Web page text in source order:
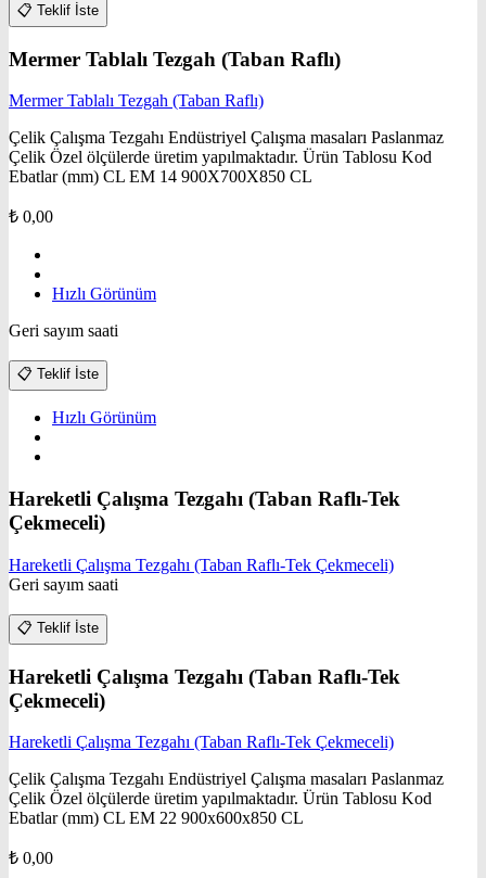
📋 Teklif İste
Mermer Tablalı Tezgah (Taban Raflı)
Mermer Tablalı Tezgah (Taban Raflı)
Çelik Çalışma Tezgahı Endüstriyel Çalışma masaları Paslanmaz
Çelik Özel ölçülerde üretim yapılmaktadır. Ürün Tablosu Kod
Ebatlar (mm) CL EM 14 900X700X850 CL
₺ 0,00
Hızlı Görünüm
Geri sayım saati
📋 Teklif İste
Hızlı Görünüm
Hareketli Çalışma Tezgahı (Taban Raflı-Tek
Çekmeceli)
Hareketli Çalışma Tezgahı (Taban Raflı-Tek Çekmeceli)
Geri sayım saati
📋 Teklif İste
Hareketli Çalışma Tezgahı (Taban Raflı-Tek
Çekmeceli)
Hareketli Çalışma Tezgahı (Taban Raflı-Tek Çekmeceli)
Çelik Çalışma Tezgahı Endüstriyel Çalışma masaları Paslanmaz
Çelik Özel ölçülerde üretim yapılmaktadır. Ürün Tablosu Kod
Ebatlar (mm) CL EM 22 900x600x850 CL
₺ 0,00